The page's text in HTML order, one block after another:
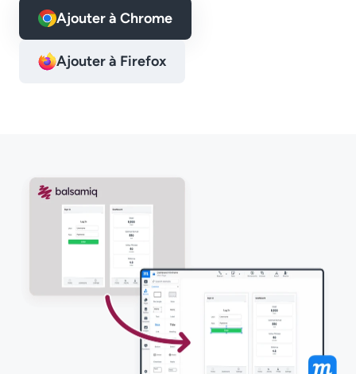
Ajouter à Chrome
Ajouter à Firefox